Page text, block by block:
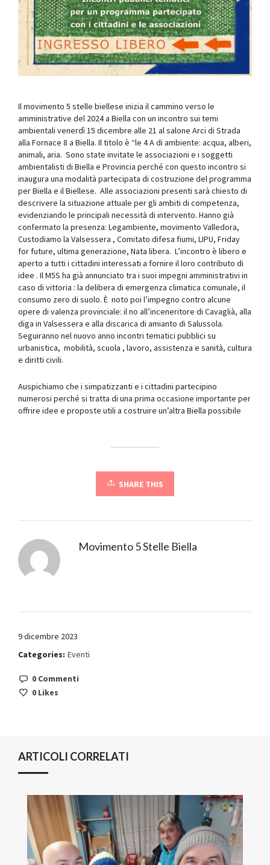
Il movimento 5 stelle biellese inizia il cammino verso le
amministrative del 2024 a Biella con un incontro sui temi
ambientali venerdì 15 dicembre alle 21 al salone Arci di Strada
alla Fornace 8 a Biella. Il titolo è “le 4 A di ambiente: acqua, alberi,
animali, aria. Sono state invitate le associazioni e i soggetti
ambientalisti di Biella e Provincia perché con questo incontro si
inaugura una modalità partecipata di costruzione del programma
per Biella e il Biellese. Alle associazioni presenti sarà chiesto di
descrivere la situazione attuale per gli ambiti di competenza,
evidenziando le principali necessità di intervento. Hanno già
confermato la presenza: Legambiente, movimento Valledora,
Custodiamo la Valsessera , Comitato difesa fiumi, LIPU, Friday
for future, ultima generazione, Nata libera. L’incontro è libero e
aperto a tutti i cittadini interessati a fornire il loro contributo di
idee . Il M5S ha già annunciato tra i suoi impegni amministrativi in
caso di vittoria : la delibera di emergenza climatica comunale, il
consumo zero di suolo. È noto poi l’impegno contro alcune
opere di valenza provinciale: il no all’inceneritore di Cavaglià, alla
diga in Valsessera e alla discarica di amianto di Salussola.
Seguiranno nel nuovo anno incontri tematici pubblici su
urbanistica, mobilità, scuola , lavoro, assistenza e sanità, cultura
e diritti civili.
Auspichiamo che i simpatizzanti e i cittadini partecipino
numerosi perché si tratta di una prima occasione importante per
offrire idee e proposte utili a costruire un’altra Biella possibile
SHARE THIS
Movimento 5 Stelle Biella
9 dicembre 2023
Categories: Eventi
0 Commenti
0 Likes
ARTICOLI CORRELATI